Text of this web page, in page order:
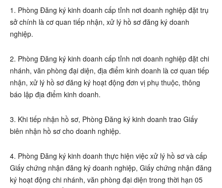
1. Phòng Đăng ký kinh doanh cấp tỉnh nơi doanh nghiệp đặt trụ
sở chính là cơ quan tiếp nhận, xử lý hồ sơ đăng ký doanh
nghiệp.
2. Phòng Đăng ký kinh doanh cấp tỉnh nơi doanh nghiệp đặt chi
nhánh, văn phòng đại diện, địa điểm kinh doanh là cơ quan tiếp
nhận, xử lý hồ sơ đăng ký hoạt động đơn vị phụ thuộc, thông
báo lập địa điểm kinh doanh.
3. Khi tiếp nhận hồ sơ, Phòng Đăng ký kinh doanh trao Giấy
biên nhận hồ sơ cho doanh nghiệp.
4. Phòng Đăng ký kinh doanh thực hiện việc xử lý hồ sơ và cấp
Giấy chứng nhận đăng ký doanh nghiệp, Giấy chứng nhận đăng
ký hoạt động chi nhánh, văn phòng đại diện trong thời hạn 05